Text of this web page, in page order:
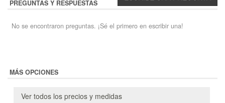
PREGUNTAS Y RESPUESTAS
No se encontraron preguntas. ¡Sé el primero en escribir una!
MÁS OPCIONES
Ver todos los precios y medidas